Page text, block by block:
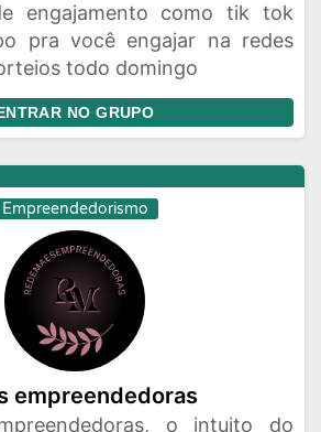
engajamento como tik tok
pra você engajar na redes
todo domingo
NO GRUPO
Empreendedorismo
empreendedoras
o intuito do